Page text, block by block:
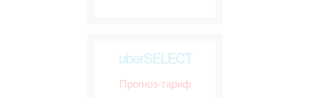
uberSELECT
Прогноз-тариф